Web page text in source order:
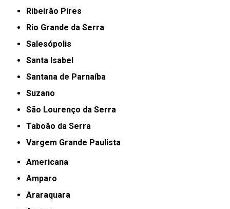
Ribeirão Pires
Rio Grande da Serra
Salesópolis
Santa Isabel
Santana de Parnaíba
Suzano
São Lourenço da Serra
Taboão da Serra
Vargem Grande Paulista
Americana
Amparo
Araraquara